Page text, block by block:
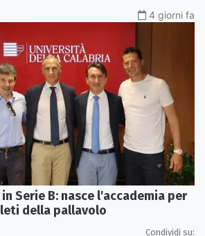
4 giorni fa
Serie B: nasce l'accademia per
della pallavolo
Condividi su: